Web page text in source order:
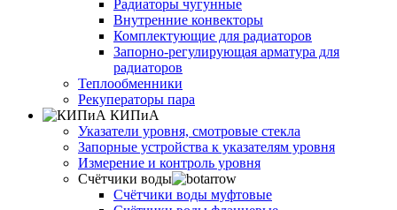
Радиаторы чугунные
Внутренние конвекторы
Комплектующие для радиаторов
Запорно-регулирующая арматура для
радиаторов
Теплообменники
Рекуператоры пара
КИПиА
Указатели уровня, смотровые стекла
Запорные устройства к указателям уровня
Измерение и контроль уровня
Счётчики воды
Счётчики воды муфтовые